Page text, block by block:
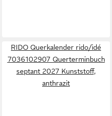
RIDO Querkalender rido/idé
7036102907 Querterminbuch
septant 2027 Kunststoff,
anthrazit